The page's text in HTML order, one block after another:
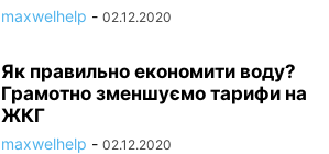
maxwelhelp - 02.12.2020
Як правильно економити воду?
Грамотно зменшуємо тарифи на
ЖКГ
maxwelhelp - 02.12.2020